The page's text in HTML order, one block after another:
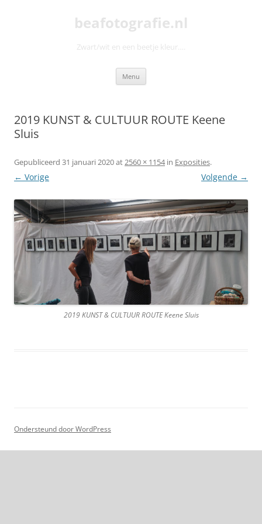
beafotografie.nl
Zwart/wit en een beetje kleur….
Menu
2019 KUNST & CULTUUR ROUTE Keene
Sluis
Gepubliceerd 31 januari 2020at2560 × 1154in Exposities.
← Vorige Volgende →
2019 KUNST & CULTUUR ROUTE Keene Sluis
Ondersteund door WordPress